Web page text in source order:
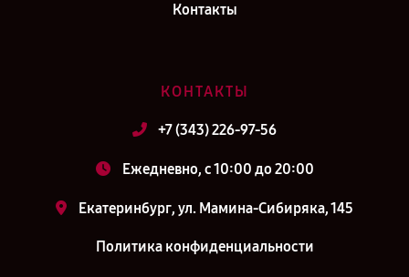
Контакты
КОНТАКТЫ
+7 (343) 226-97-56
Ежедневно, с 10:00 до 20:00
Екатеринбург, ул. Мамина-Сибиряка, 145
Политика конфиденциальности